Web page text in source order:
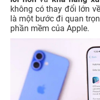
không có thay đổi lớn
là một bước đi quan
phần mềm của Apple.